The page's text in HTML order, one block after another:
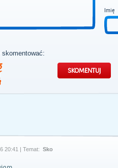
Imię
skomentować:
20:41 | Temat: Sko